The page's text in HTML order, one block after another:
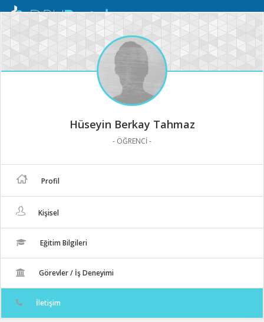
Mobil
Hüseyin Berkay Tahmaz
- ÖĞRENCİ -
Profil
Kişisel
Eğitim Bilgileri
Görevler / İş Deneyimi
İletişim